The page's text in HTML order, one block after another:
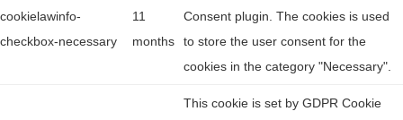
cookielawinfo-
checkbox-necessary
11
months
Consent plugin. The cookies is used
to store the user consent for the
cookies in the category "Necessary".
This cookie is set by GDPR Cookie